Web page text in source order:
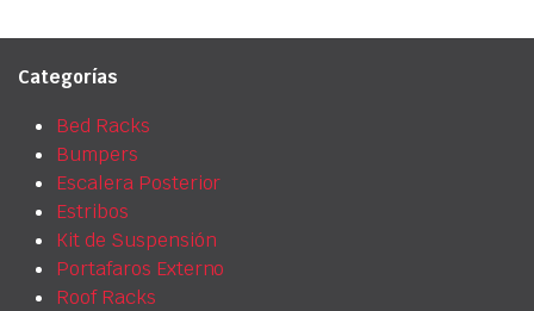
Categorías
Bed Racks
Bumpers
Escalera Posterior
Estribos
Kit de Suspensión
Portafaros Externo
Roof Racks